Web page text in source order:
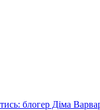
блогер Діма